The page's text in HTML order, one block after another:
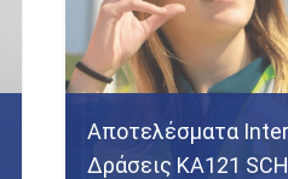
Αποτελέσματα
Δράσεις ΚΑ121